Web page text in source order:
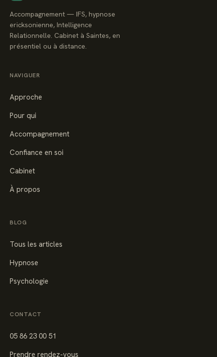
Accompagnement — IFS, hypnose
ericksonienne, Intelligence
Relationnelle. Cabinet à Saintes, en
présentiel ou à distance.
NAVIGUER
Approche
Pour qui
Accompagnement
Confiance en soi
Cabinet
À propos
BLOG
Tous les articles
Hypnose
Psychologie
CONTACT
05 86 23 00 51
Prendre rendez-vous